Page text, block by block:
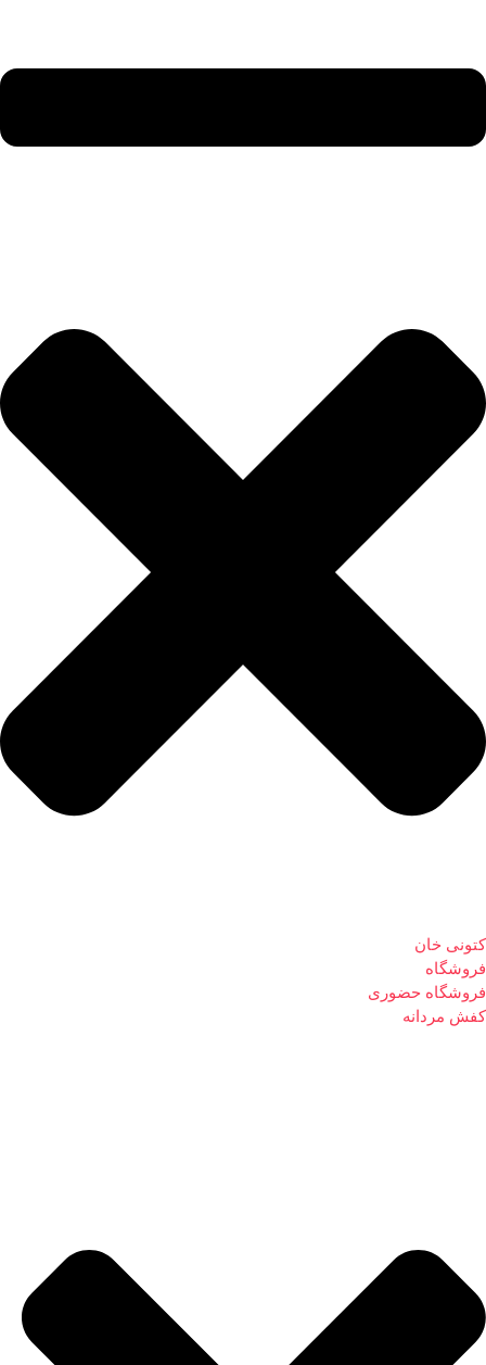
کتونی خان
فروشگاه
فروشگاه حضوری
کفش مردانه